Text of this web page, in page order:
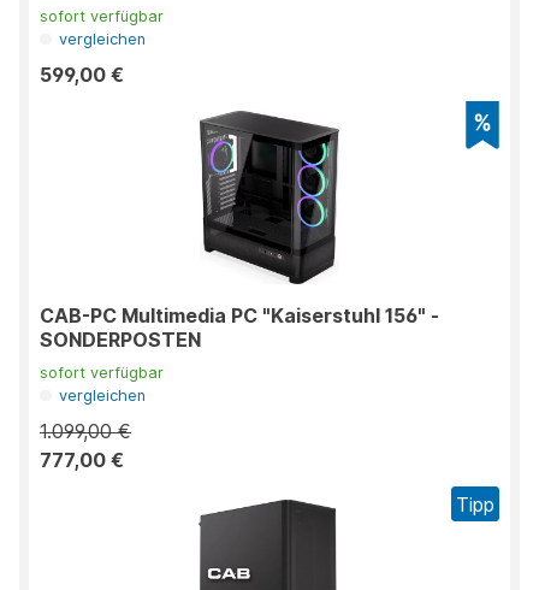
sofort verfügbar
vergleichen
599,00 €
CAB-PC Multimedia PC "Kaiserstuhl 156" -
SONDERPOSTEN
sofort verfügbar
vergleichen
1.099,00 €
777,00 €
Tipp